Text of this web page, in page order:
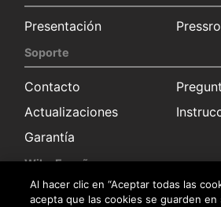
Presentación
Soporte
Contacto
Actualizaciones
Garantía
Wiko España
Solicitud información
Sala
Al hacer clic en “Aceptar todas las
acepta que las cookies se guarden en